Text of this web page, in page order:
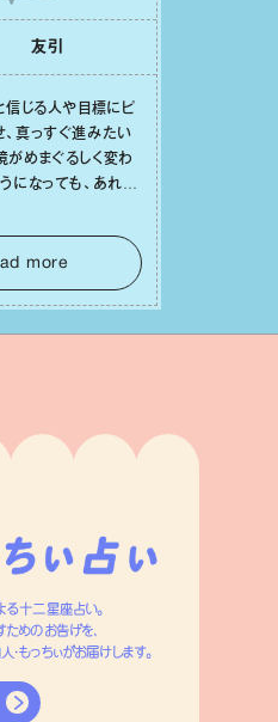
友引
信じる⼈や⽬標にピ
、真っすぐ進みたい
がめまぐるしく変わ
になっても、あれこ
前のことに集中しま
決意が、あなたにと
た成果を引き寄せま
more
十二星座占い。
めのお告げを、
もっちぃがお届けします。